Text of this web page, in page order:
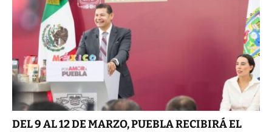
DEL 9 AL 12 DE MARZO, PUEBLA RECIBIRÁ EL